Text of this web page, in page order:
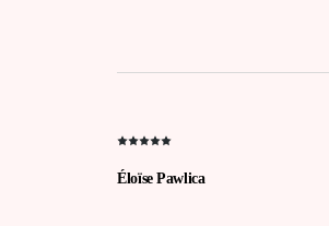
Éloïse Pawlica